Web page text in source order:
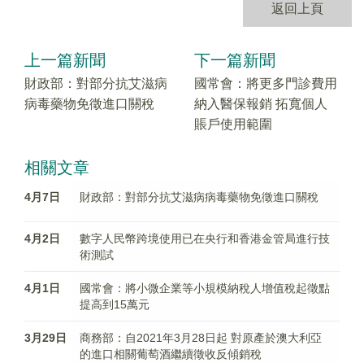
返回上頁
上一篇新聞
財政部：對部分抗艾滋病
病毒藥物免徵進口關稅
下一篇新聞
國常會：將更多門診費用
納入醫保報銷 拓寬個人
賬戶使用範圍
相關文章
4月7日 財政部：對部分抗艾滋病病毒藥物免徵進口關稅
4月2日
數字人民幣跨境使用已在央行和香港金管局進行技
術測試
4月1日
國常會：將小微企業等小規模納稅人增值稅起徵點
提高到15萬元
3月29日
商務部：自2021年3月28日起 對原產於澳大利亞
的進口相關葡萄酒繼續徵收反傾銷稅